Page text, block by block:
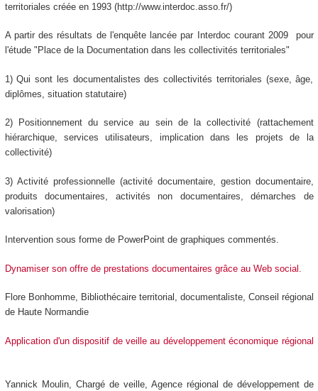
territoriales créée en 1993 (http://www.interdoc.asso.fr/)
A partir des résultats de l'enquête lancée par Interdoc courant 2009 pour
l'étude "Place de la Documentation dans les collectivités territoriales"
1) Qui sont les documentalistes des collectivités territoriales (sexe, âge,
diplômes, situation statutaire)
2) Positionnement du service au sein de la collectivité (rattachement
hiérarchique, services utilisateurs, implication dans les projets de la
collectivité)
3) Activité professionnelle (activité documentaire, gestion documentaire,
produits documentaires, activités non documentaires, démarches de
valorisation)
Intervention sous forme de PowerPoint de graphiques commentés.
Dynamiser son offre de prestations documentaires grâce au Web social.
Flore Bonhomme, Bibliothécaire territorial, documentaliste, Conseil régional
de Haute Normandie
Application d'un dispositif de veille au développement économique régional
Yannick Moulin, Chargé de veille, Agence régional de développement de